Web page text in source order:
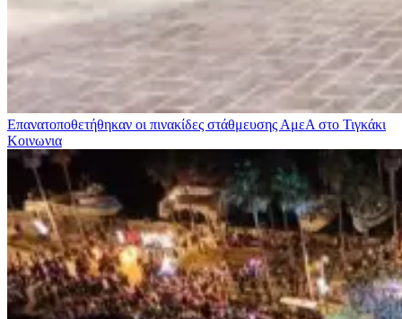
Επανατοποθετήθηκαν οι πινακίδες στάθμευσης ΑμεΑ στο Τιγκάκι
Κοινωνια